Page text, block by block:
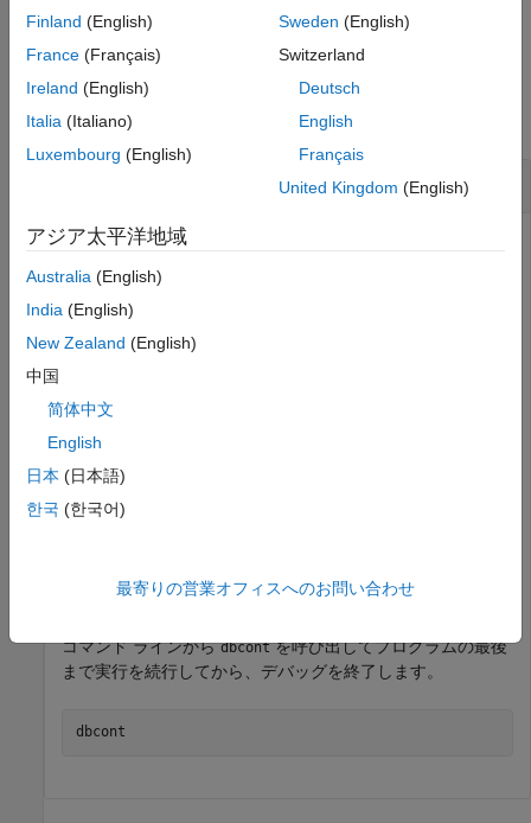
例
例
すべて折りたたむ
デバッグ中に実行を再開する
デバッグ中にdbcont
を再開します。
次のステートメントを含むファイル
n = length(x);
z = (1:n)/x';
第 2 行にブレークポイントを追加し、コードを実行します。
MATLAB はブレークポイントで実行を一時停止します。
buggy(5)
コマンド ラインからdbcontを呼び出してプログラムの最後
まで実行を続行してから、デバッグを終了します。
dbcont
Finland (English)
France (Français)
Ireland (English)
Italia (Italiano)
Luxembourg (English)
Sweden (English)
Switzerland
Deutsch
English
Français
United Kingdom (English)
アジア太平洋地域
Australia (English)
India (English)
New Zealand (English)
中国
简体中文
English
日本 (日本語)
한국 (한국어)
最寄りの営業オフィスへのお問い合わせ